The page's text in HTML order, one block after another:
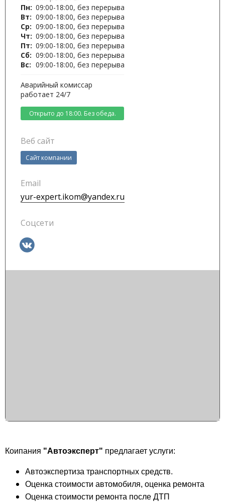
Пн: 09:00-18:00, без перерыва
Вт: 09:00-18:00, без перерыва
Ср: 09:00-18:00, без перерыва
Чт: 09:00-18:00, без перерыва
Пт: 09:00-18:00, без перерыва
Сб: 09:00-18:00, без перерыва
Вс: 09:00-18:00, без перерыва
Аварийный комиссар
работает 24/7
Открыто до 18:00. Без обеда.
Веб сайт
Cайт компании
Email
yur-expert.ikom@yandex.ru
Соцсети
Коипания "Автоэксперт" предлагает услуги:
Автоэкспертиза транспортных средств.
Оценка стоимости автомобиля, оценка ремонта
Оценка стоимости ремонта после ДТП